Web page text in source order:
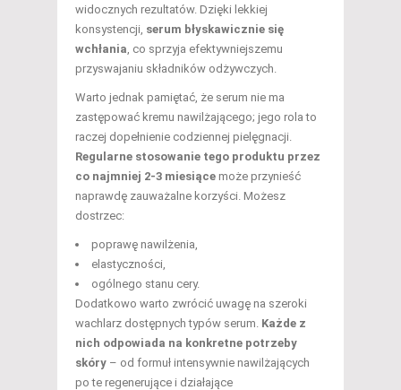
widocznych rezultatów. Dzięki lekkiej
konsystencji, serum błyskawicznie się
wchłania , co sprzyja efektywniejszemu
przyswajaniu składników odżywczych.
Warto jednak pamiętać, że serum nie ma
zastępować kremu nawilżającego; jego rola to
raczej dopełnienie codziennej pielęgnacji.
Regularne stosowanie tego produktu przez
co najmniej 2-3 miesiące może przynieść
naprawdę zauważalne korzyści. Możesz
dostrzec:
poprawę nawilżenia,
elastyczności,
ogólnego stanu cery.
Dodatkowo warto zwrócić uwagę na szeroki
wachlarz dostępnych typów serum. Każde z
nich odpowiada na konkretne potrzeby
skóry – od formuł intensywnie nawilżających
po te regenerujące i działające